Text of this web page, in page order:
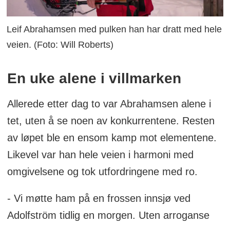
Leif Abrahamsen med pulken han har dratt med hele
veien. (Foto: Will Roberts)
En uke alene i villmarken
Allerede etter dag to var Abrahamsen alene i
tet, uten å se noen av konkurrentene. Resten
av løpet ble en ensom kamp mot elementene.
Likevel var han hele veien i harmoni med
omgivelsene og tok utfordringene med ro.
- Vi møtte ham på en frossen innsjø ved
Adolfström tidlig en morgen. Uten arroganse